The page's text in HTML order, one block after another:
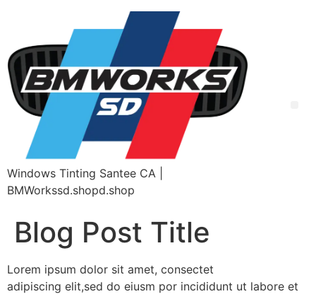
Windows Tinting Santee CA |
BMWorkssd.shopd.shop
Blog Post Title
Lorem ipsum dolor sit amet, consectet
adipiscing elit,sed do eiusm por incididunt ut labore et